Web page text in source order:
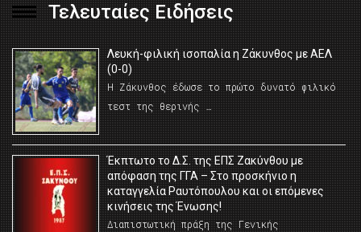
Τελευταίες Ειδήσεις
Λευκή-φιλική ισοπαλία η Ζάκυνθος με ΑΕΛ
(0-0)
Η Ζάκυνθος έδωσε το πρώτο δυνατό φιλικό
τεστ της θερινής …
Έκπτωτο το Δ.Σ. της ΕΠΣ Ζακύνθου με
απόφαση της ΓΓΑ – Στο προσκήνιο η
καταγγελία Ραυτόπουλου και οι επόμενες
κινήσεις της Ένωσης!
Διαπιστωτική πράξη της Γενικής